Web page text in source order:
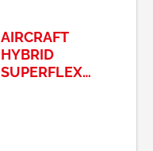
AIRCRAFT
HYBRID
SUPERFLEX